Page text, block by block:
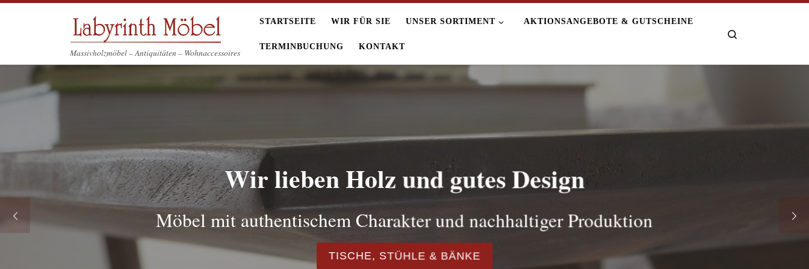
Zum Inhalt springen
Massivholzmöbel – Antiquitäten – Wohnaccessoires
STARTSEITE WIR FÜR SIE UNSER SORTIMENT AKTIONSANGEBOTE & GUTSCHEINE
TERMINBUCHUNG KONTAKT
Wir lieben Holz und gutes Design
Möbel mit authentischem Charakter und nachhaltiger Produktion
TISCHE, STÜHLE & BÄNKE